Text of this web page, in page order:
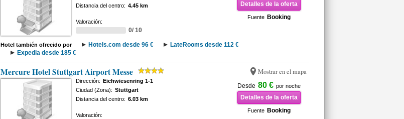
Detalles de la oferta
Fuente Booking
Distancia del centro: 4.45 km
Valoración:
0/ 10
Hotel también ofrecido por Hotels.com desde 96 €
LateRooms desde 112 €
Expedia desde 185 €
Mercure Hotel Stuttgart Airport Messe Mostrar en el mapa
Desde 80 € por noche
Detalles de la oferta
Fuente Booking
Dirección: Eichwiesenring 1-1
Ciudad (Zona): Stuttgart
Distancia del centro: 6.03 km
Valoración: